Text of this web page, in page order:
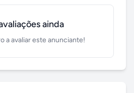
ainda
a avaliar este anunciante!